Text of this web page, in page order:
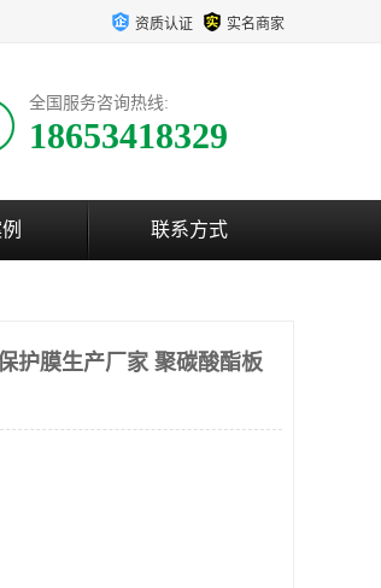
资质认证 实名商家
全国服务咨询热线:
18653418329
联系方式
护膜生产厂家 聚碳酸酯板